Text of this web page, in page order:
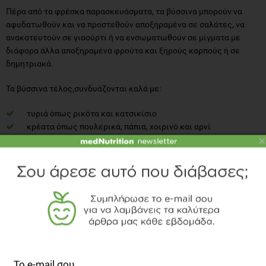
Πέρα από τα φρέσκα παρασκευάσματα, τα βύσσινα μπορούν να
αφυδατωθούν και να προστεθούν αποξηραμένα σε σαλάτες, να
ανακατευτούν σε γιαούρτι ή να ενσωματωθούν σε μίγματα με
διάφορα άλλα αποξηραμένα φρούτα και ξηρούς καρπούς ή σε
δημητριακά.
Τα βύσσινα τέλος,συνδυάζονται καλά με:
τυριά όπως ρικότα και κατσικίσιο
κρέατα όπως πουλερικά, πάπια, χοιρινό και αρνί
φρούτα όπως πορτοκάλια, βερίκοκα, βατόμουρα, βατόμουρα,
Τι να Προσέξεις;
Τα ολόκληρα, άπλυτα βύσσινα είναι εξαιρετικά ευπαθή και
διατηρούνται μόνο 3 έως 7 ημέρες όταν αποθηκεύονται με τα
κοτσάνια άθικτα στο ψυγείο. Μπορούν όμως να τους αφαιρέσουμε
×